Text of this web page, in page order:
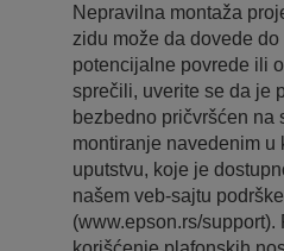
Nepravilna montaža
zidu može da dovede
potencijalne povrede ili
sprečili, uverite se da je
bezbedno pričvršćen na
montiranje navedenim u
uputstvu, koje je
našem veb-sajtu podrške
(www.epson.rs/support).